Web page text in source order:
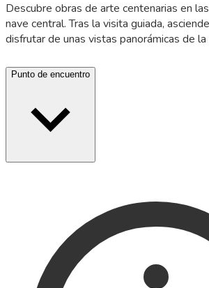
Descubre obras de arte centenarias en
nave central. Tras la visita guiada,
disfrutar de unas vistas panorámicas de la
Punto de encuentro